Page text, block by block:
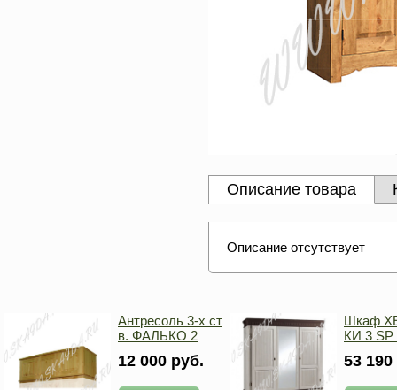
Описание товара
Описание отсутствует
Антресоль 3-х ст
в. ФАЛЬКО 2
12 000 руб.
Шкаф
КИ 3 SP
53